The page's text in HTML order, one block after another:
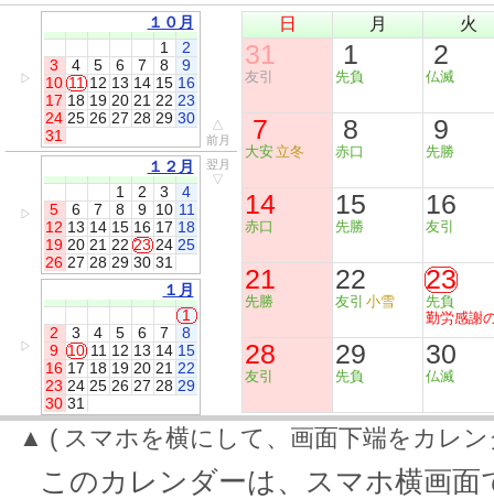
▷
１０月
1
2
3
4 5 6 7 8
9
10 11 12 13 14 15 16
17 18 19 20 21 22 23
24 25 26 27 28 29 30
31
△
前月
▷
１２月
1
2 3
4
5
6 7 8 9 10 11
12 13 14 15 16 17 18
19 20 21 22 23 24 25
26 27 28 29 30 31
翌月
▽
▷
１月
1
2
3 4 5 6 7
8
9 10 11 12 13 14 15
16 17 18 19 20 21 22
23 24 25 26 27 28 29
30 31
日 月 火
31
友引
1
先負
2
仏滅
7
大安 立冬
8
赤口
9
先勝
14
赤口
15
先勝
16
友引
21
先勝
22
友引 小雪
23
先負
勤労感謝
28
友引
29
先負
30
仏滅
▲ ( スマホを横にして、画面下端をカレ
このカレンダーは、スマホ横画面